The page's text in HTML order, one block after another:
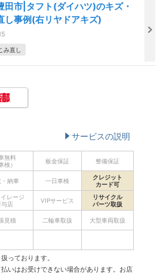
田市|タフト(ダイハツ)のキズ・
し事例(右リヤドアキズ)
み直し
サービスの説明
無料
検）
板金保証 整備保証
・納車 一日車検
クレジット
カード可
レージ
与店
VIPサービス
リサイクル
パーツ取扱
見積 二輪車取扱 大型車両取扱
っております。
いはお受けできない場合があります。お店